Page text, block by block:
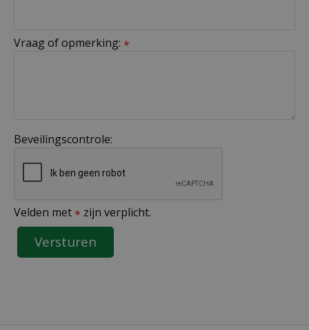
Vraag of opmerking: *
Beveilingscontrole:
Velden met * zijn verplicht.